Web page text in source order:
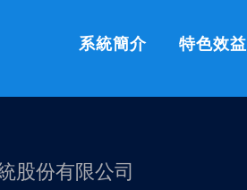
系統簡介 特色效益
股份有限公司